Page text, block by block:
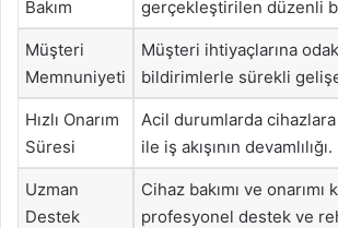
Bakım
gerçekleştirilen düzenli
Müşteri
Memnuniyeti
Müşteri ihtiyaçlarına
bildirimlerle sürekli
Hızlı Onarım
Süresi
Acil durumlarda cihazlara
ile iş akışının devamlılığı.
Uzman
Destek
Cihaz bakımı ve onarımı
profesyonel destek ve